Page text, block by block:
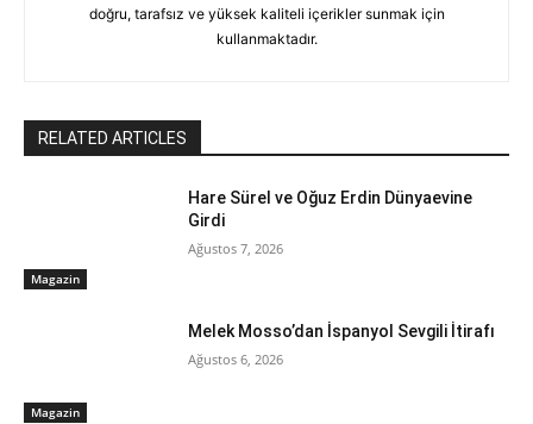
doğru, tarafsız ve yüksek kaliteli içerikler sunmak için
kullanmaktadır.
RELATED ARTICLES
Magazin
Hare Sürel ve Oğuz Erdin Dünyaevine
Girdi
Ağustos 7, 2026
Magazin
Melek Mosso’dan İspanyol Sevgili İtirafı
Ağustos 6, 2026